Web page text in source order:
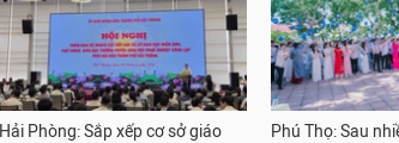
Hải Phòng: Sắp xếp cơ sở giáo
Phú Thọ: Sau